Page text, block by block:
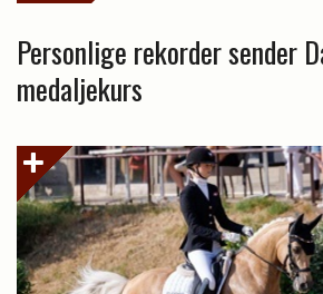
Personlige rekorder sender
medaljekurs